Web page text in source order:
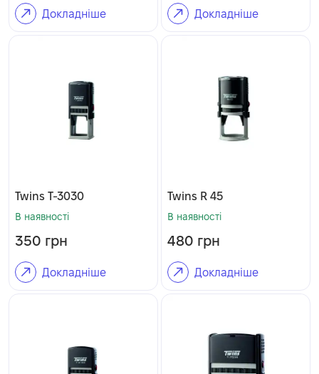
Докладніше Докладніше
Twins T-3030
В наявності
350 грн
Докладніше
Twins R 45
В наявності
480 грн
Докладніше